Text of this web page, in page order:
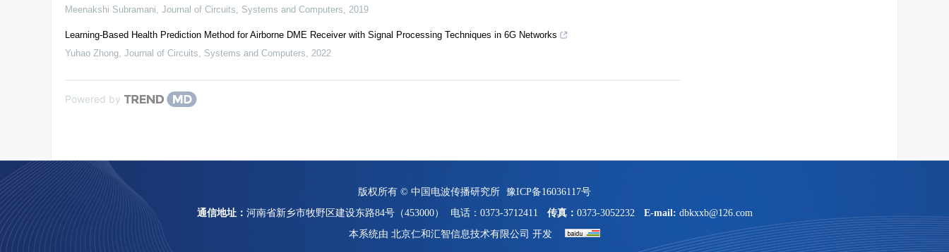
Meenakshi Subramani, Journal of Circuits, Systems and Computers, 2019
Learning-Based Health Prediction Method for Airborne DME Receiver with Signal Processing Techniques in 6G Networks
Yuhao Zhong, Journal of Circuits, Systems and Computers, 2022
Powered by
版权所有 © 中国电波传播研究所 豫ICP备16036117号
通信地址： 河南省新乡市牧野区建设东路84号（453000） 电话：0373-3712411 传真： 0373-3052232 E-mail: dbkxxb@126.com
本系统由 北京仁和汇智信息技术有限公司 开发